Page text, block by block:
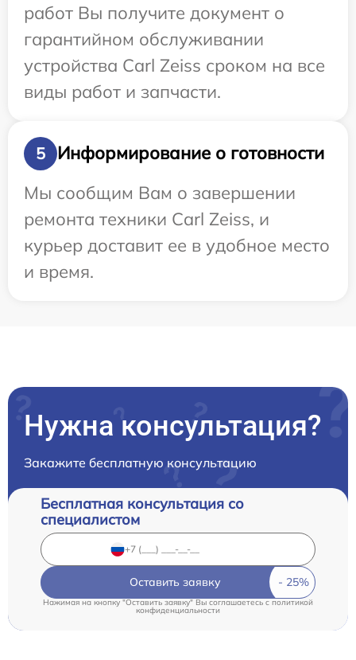
работ Вы получите документ о
гарантийном обслуживании
устройства Carl Zeiss сроком на все
виды работ и запчасти.
5
Информирование о готовности
Мы сообщим Вам о завершении
ремонта техники Carl Zeiss, и
курьер доставит ее в удобное место
и время.
Нужна консультация?
Закажите бесплатную консультацию
Бесплатная консультация со
специалистом
Оставить заявку
Нажимая на кнопку "Оставить заявку" Вы соглашаетесь cполитикой
конфиденциальности